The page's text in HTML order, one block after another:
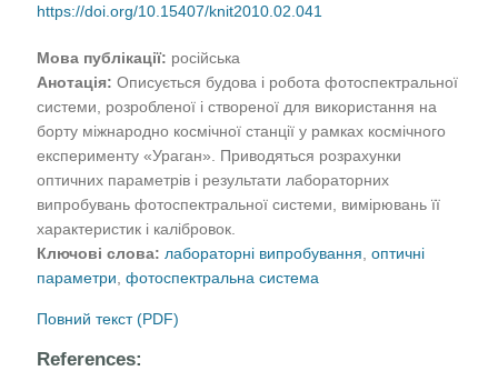
https://doi.org/10.15407/knit2010.02.041
Мова публікації: російська
Анотація:Описується будова і робота фотоспектральної
системи, розробленої і створеної для використання на
борту міжнародно космічної станції у рамках космічного
експерименту «Ураган». Приводяться розрахунки
оптичних параметрів і результати лабораторних
випробувань фотоспектральної системи, вимірювань її
характеристик і калібровок.
Ключові слова: лабораторні випробування ,оптичні
параметри ,фотоспектральна система
Повний текст (PDF)
References: